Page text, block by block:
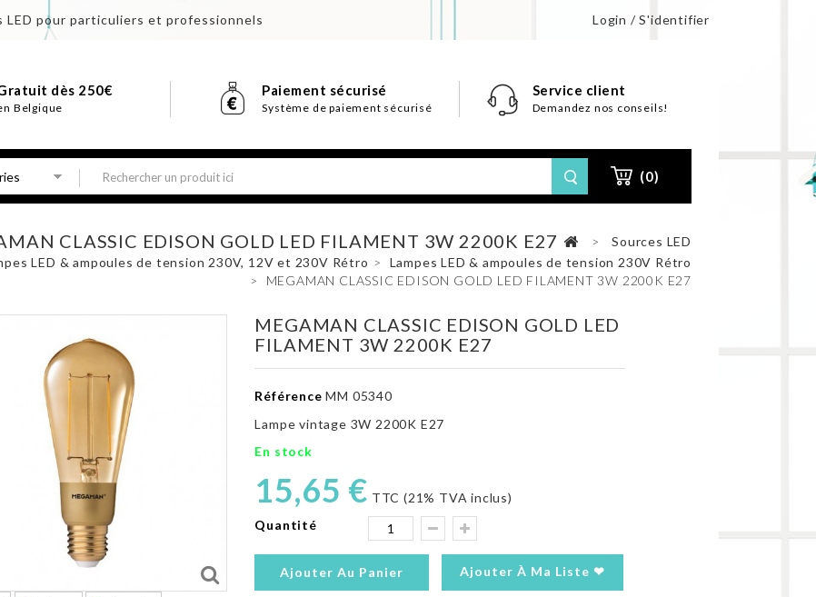
Login / S'identifier
LED pour particuliers et professionnels
dès 250€
Belgique
Paiement sécurisé
Système de paiement sécurisé
Service client
Demandez nos conseils!
(0)
CLASSIC EDISON GOLD LED FILAMENT 3W 2200K E27 >
Sources LED
LED & ampoules de tension 230V, 12V et 230V Rétro >
Lampes LED & ampoules de tension 230V Rétro
>
MEGAMAN CLASSIC EDISON GOLD LED FILAMENT 3W 2200K E27
MEGAMAN CLASSIC EDISON GOLD LED
FILAMENT 3W 2200K E27
Référence MM 05340
Lampe vintage 3W 2200K E27
En stock
15,65 € TTC (21% TVA inclus)
Quantité
Ajouter Au Panier Ajouter À Ma Liste ❤